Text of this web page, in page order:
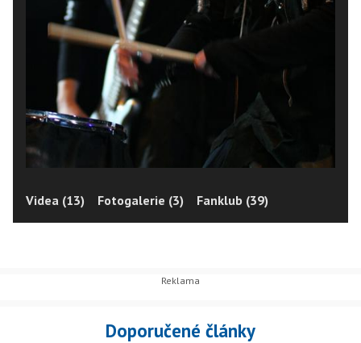
Videa (13) Fotogalerie (3) Fanklub (39)
Doporučené články